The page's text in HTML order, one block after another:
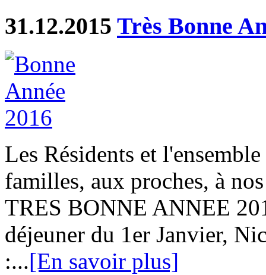
31.12.2015 Très Bonne
Les Résidents et
familles, aux proches, à
TRES BONNE ANNEE
déjeuner du 1er Janvier,
:...[En savoir plus]